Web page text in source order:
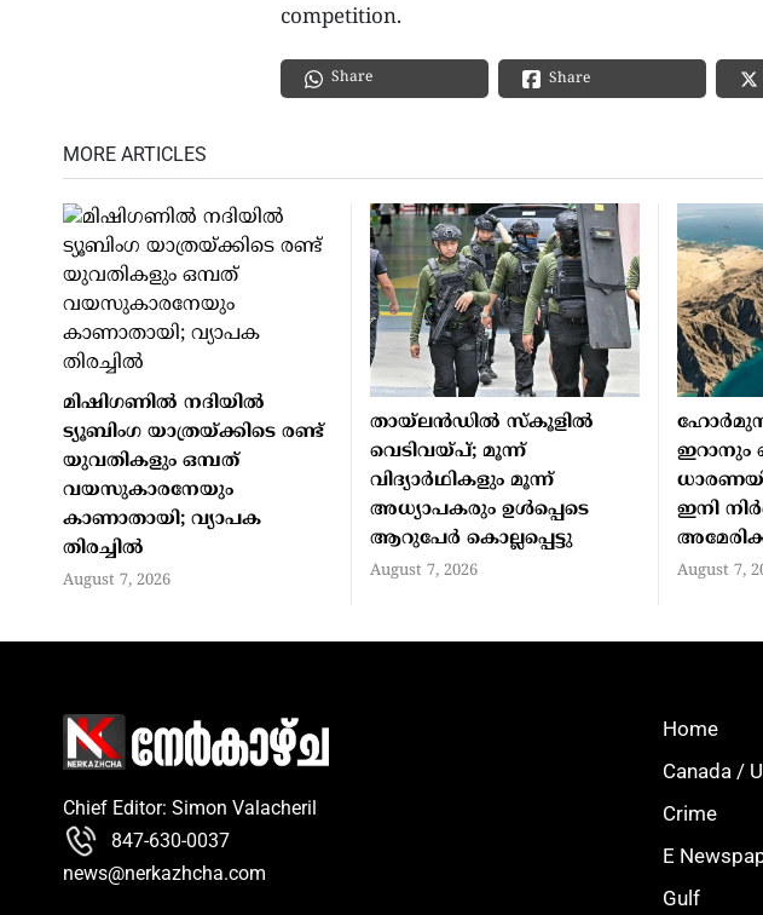
competition.
Share Share
MORE ARTICLES
മിഷിഗണില്‍ നദിയില്‍
ട്യൂബിംഗ യാത്രയ്ക്കിടെ രണ്ട്
യുവതികളും ഒമ്പത്
വയസുകാരനേയും
കാണാതായി; വ്യാപക
തിരച്ചില്‍
August 7, 2026
തായ്ലന്‍ഡില്‍ സ്‌കൂളില്‍
വെടിവയ്പ്; മൂന്ന്
വിദ്യാര്‍ഥികളും മൂന്ന്
അധ്യാപകരും ഉള്‍പ്പെടെ
ആറുപേര്‍ കൊല്ലപ്പെട്ടു
August 7, 2026
ഇറാനും
ഇനി
August 7,
Chief Editor: Simon Valacheril
847-630-0037
news@nerkazhcha.com
Home
Canada /
Crime
E
Gulf